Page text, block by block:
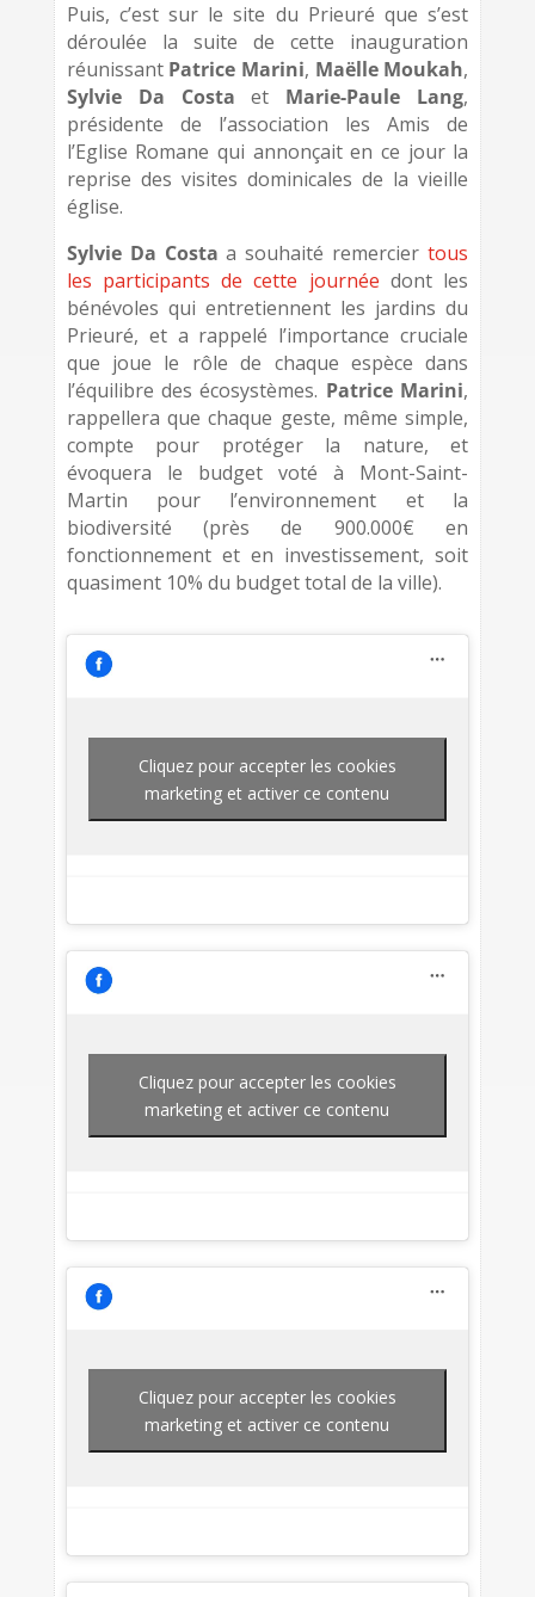
Puis, c’est sur le site du Prieuré que s’est
déroulée la suite de cette inauguration
réunissant Patrice Marini, Maëlle Moukah,
Sylvie Da Costa et Marie-Paule Lang,
présidente de l’association les Amis de
l’Eglise Romane qui annonçait en ce jour la
reprise des visites dominicales de la vieille
église.
Sylvie Da Costa a souhaité remerciertous
les participants de cette journée dont les
bénévoles qui entretiennent les jardins du
Prieuré, et a rappelé l’importance cruciale
que joue le rôle de chaque espèce dans
l’équilibre des écosystèmes. Patrice Marini,
rappellera que chaque geste, même simple,
compte pour protéger la nature, et
évoquera le budget voté à Mont-Saint-
Martin pour l’environnement et la
biodiversité (près de 900.000€ en
fonctionnement et en investissement, soit
quasiment 10% du budget total de la ville).
Cliquez pour accepter les cookies
marketing et activer ce contenu
Cliquez pour accepter les cookies
marketing et activer ce contenu
Cliquez pour accepter les cookies
marketing et activer ce contenu